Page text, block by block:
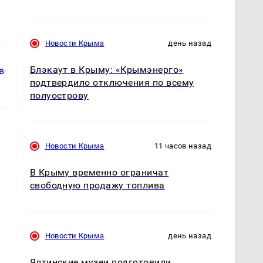
Новости Крыма день назад
Блэкаут в Крыму: «Крымэнерго»
подтвердило отключения по всему
полуострову
Новости Крыма 11 часов назад
В Крыму временно ограничат
свободную продажу топлива
Новости Крыма день назад